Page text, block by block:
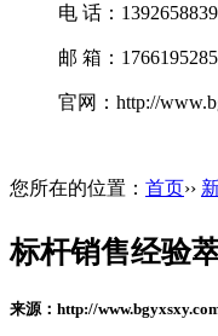
电 话：
邮 箱：
官网：http://
您所在的位置： 首页››
标杆销售经验
来源： http://